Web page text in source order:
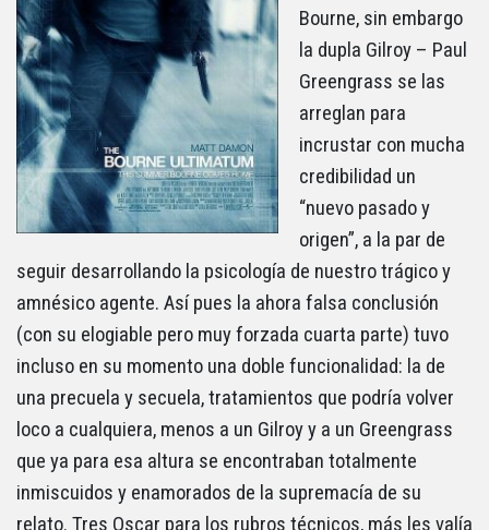
Bourne, sin embargo
la dupla Gilroy – Paul
Greengrass se las
arreglan para
incrustar con mucha
credibilidad un
“nuevo pasado y
origen”, a la par de
seguir desarrollando la psicología de nuestro trágico y
amnésico agente. Así pues la ahora falsa conclusión
(con su elogiable pero muy forzada cuarta parte) tuvo
incluso en su momento una doble funcionalidad: la de
una precuela y secuela, tratamientos que podría volver
loco a cualquiera, menos a un Gilroy y a un Greengrass
que ya para esa altura se encontraban totalmente
inmiscuidos y enamorados de la supremacía de su
relato. Tres Oscar para los rubros técnicos, más les valía